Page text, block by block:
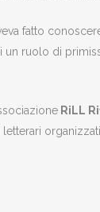
fatto
un ruolo di
RiLL